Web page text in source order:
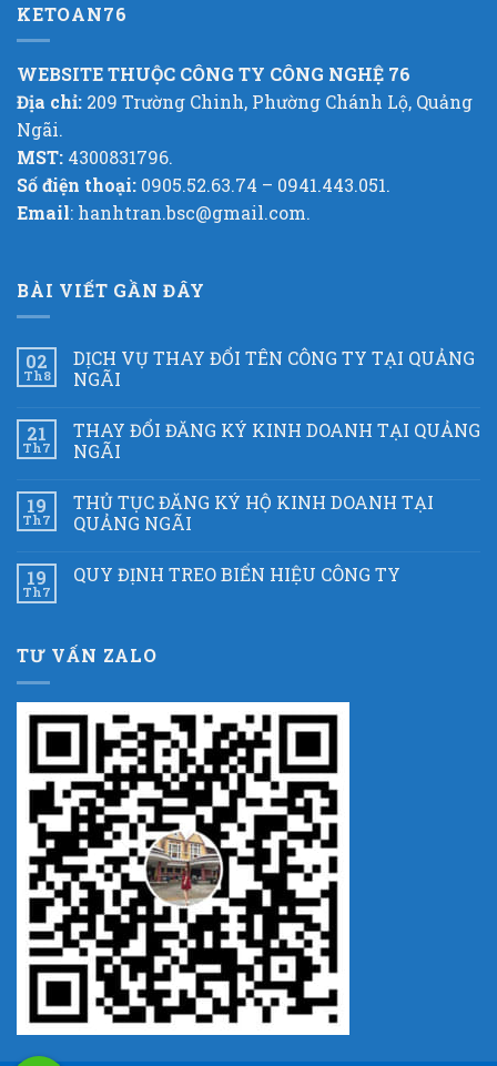
KETOAN76
WEBSITE THUỘC CÔNG TY CÔNG NGHỆ 76
Địa chỉ: 209 Trường Chinh, Phường Chánh Lộ, Quảng
Ngãi.
MST: 4300831796.
Số điện thoại: 0905.52.63.74 – 0941.443.051.
Email: hanhtran.bsc@gmail.com.
BÀI VIẾT GẦN ĐÂY
02
Th8
DỊCH VỤ THAY ĐỔI TÊN CÔNG TY TẠI QUẢNG
NGÃI
21
Th7
THAY ĐỔI ĐĂNG KÝ KINH DOANH TẠI QUẢNG
NGÃI
19
Th7
THỦ TỤC ĐĂNG KÝ HỘ KINH DOANH TẠI
QUẢNG NGÃI
19
Th7
QUY ĐỊNH TREO BIỂN HIỆU CÔNG TY
TƯ VẤN ZALO